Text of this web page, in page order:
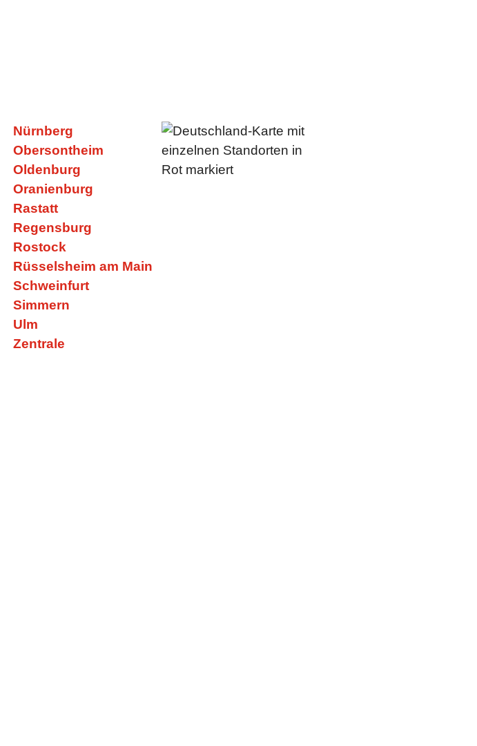
Nürnberg
Obersontheim
Oldenburg
Oranienburg
Rastatt
Regensburg
Rostock
Rüsselsheim am Main
Schweinfurt
Simmern
Ulm
Zentrale